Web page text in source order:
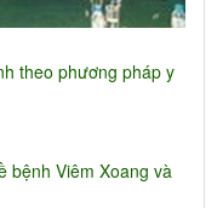
theo phương pháp y
bệnh Viêm Xoang và